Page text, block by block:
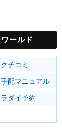
ールド
チコミ
配マニュアル
ダイ予約